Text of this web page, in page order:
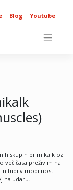
Blog Youtube
skupin primikalk oz.
časa preživim na
tudi v mobilnosti
na udaru.